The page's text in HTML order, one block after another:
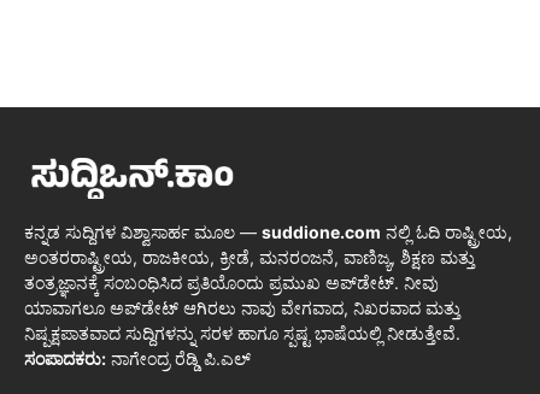
ಕನ್ನಡ ಸುದ್ದಿಗಳ ವಿಶ್ವಾಸಾರ್ಹ ಮೂಲ — suddione.com ನಲ್ಲಿ ಓದಿ ರಾಷ್ಟ್ರೀಯ,
ಅಂತರರಾಷ್ಟ್ರೀಯ, ರಾಜಕೀಯ, ಕ್ರೀಡೆ, ಮನರಂಜನೆ, ವಾಣಿಜ್ಯ, ಶಿಕ್ಷಣ ಮತ್ತು
ತಂತ್ರಜ್ಞಾನಕ್ಕೆ ಸಂಬಂಧಿಸಿದ ಪ್ರತಿಯೊಂದು ಪ್ರಮುಖ ಅಪ್‌ಡೇಟ್. ನೀವು
ಯಾವಾಗಲೂ ಅಪ್‌ಡೇಟ್ ಆಗಿರಲು ನಾವು ವೇಗವಾದ, ನಿಖರವಾದ ಮತ್ತು
ನಿಷ್ಪಕ್ಷಪಾತವಾದ ಸುದ್ದಿಗಳನ್ನು ಸರಳ ಹಾಗೂ ಸ್ಪಷ್ಟ ಭಾಷೆಯಲ್ಲಿ ನೀಡುತ್ತೇವೆ.
ಸಂಪಾದಕರು: ನಾಗೇಂದ್ರ ರೆಡ್ಡಿ ಪಿ.ಎಲ್